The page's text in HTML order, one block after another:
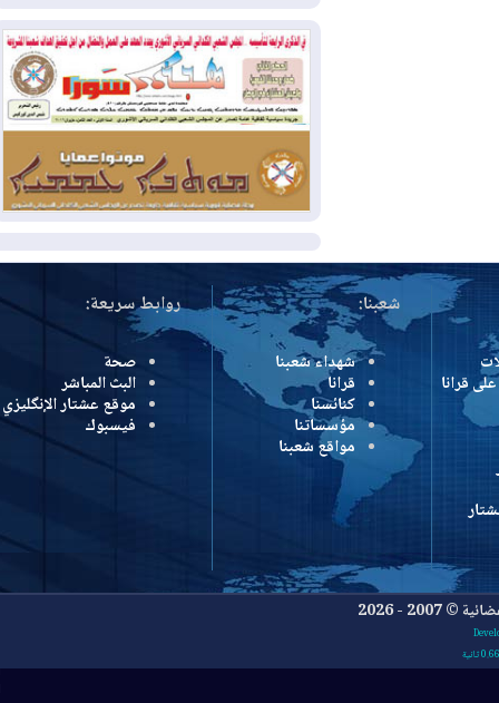
2026-08-03
أوامر بإجلاء 60 ألف شخص
بسبب الحرائق في ولاية واشنطن
2026-08-02
مشروع "حسابي" يُمهل
الموظفين حتى نهاية أغسطس لاستلام
بطاقاتهم المصرفية
2026-08-02دمشق وعمّان تحذران بغداد:
أي هجوم من أراضي العراق سيواجه برد
المزيد
شعبنا:
شهداء شعبنا
قرانا
كنائسنا
مؤسساتنا
مواقع شعبنا
روابط سريعة:
صحة
البث المباشر
موقع عشتار الإنگليزي
فيسبوك
2026